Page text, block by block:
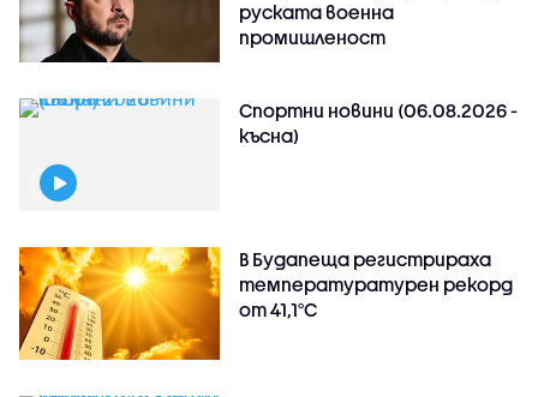
руската военна
промишленост
Спортни новини (06.08.2026 -
късна)
В Будапеща регистрираха
температуратурен рекорд
от 41,1°C